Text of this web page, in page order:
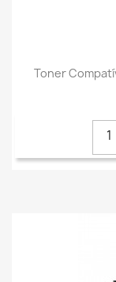
Toner